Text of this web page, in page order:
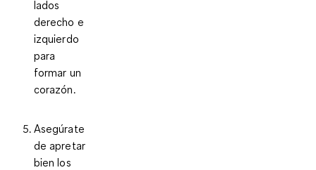
lados
derecho e
izquierdo
para
formar un
corazón.
Asegúrate
de apretar
bien los